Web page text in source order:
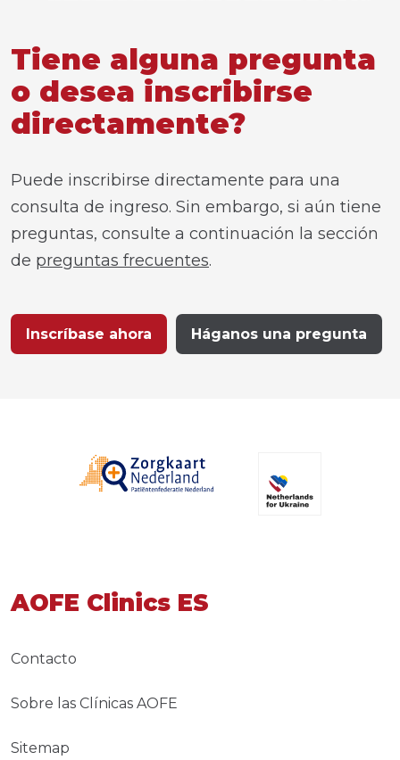
Tiene alguna pregunta
o desea inscribirse
directamente?
Puede inscribirse directamente para una
consulta de ingreso. Sin embargo, si aún tiene
preguntas, consulte a continuación la sección
de preguntas frecuentes.
Inscríbase ahora Háganos una pregunta
AOFE Clinics ES
Contacto
Sobre las Clínicas AOFE
Sitemap